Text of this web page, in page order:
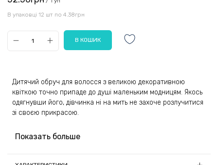
В упаковці 12 шт по 4.38грн
Дитячий обруч для волосся з великою декоративною
квіткою точно припаде до душі маленьким модницям. Якось
одягнувши його, дівчинка ні на мить не захоче розлучитися
зі своєю прикрасою.
Гнучка дугоподібна основа обідка обтягнута гладкою
Показать больше